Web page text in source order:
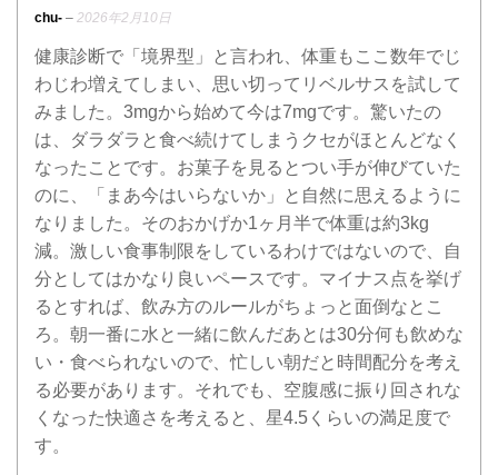
4段階中4の評価
chu- – 2026年2月10日
健康診断で「境界型」と言われ、体重もここ数年でじ
わじわ増えてしまい、思い切ってリベルサスを試して
みました。3mgから始めて今は7mgです。驚いたの
は、ダラダラと食べ続けてしまうクセがほとんどなく
なったことです。お菓子を見るとつい手が伸びていた
のに、「まあ今はいらないか」と自然に思えるように
なりました。そのおかげか1ヶ月半で体重は約3kg
減。激しい食事制限をしているわけではないので、自
分としてはかなり良いペースです。マイナス点を挙げ
るとすれば、飲み方のルールがちょっと面倒なとこ
ろ。朝一番に水と一緒に飲んだあとは30分何も飲めな
い・食べられないので、忙しい朝だと時間配分を考え
る必要があります。それでも、空腹感に振り回されな
くなった快適さを考えると、星4.5くらいの満足度で
す。